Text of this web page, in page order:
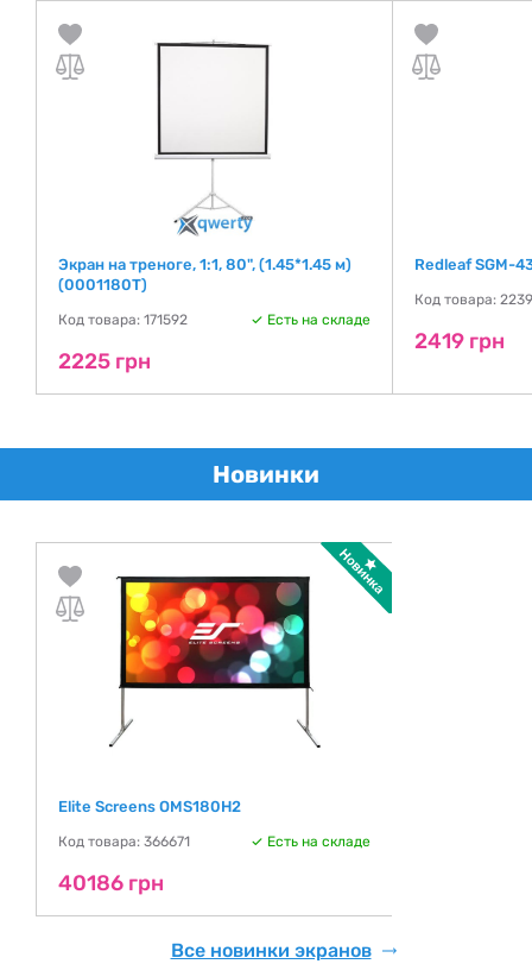
Передвижные экраны для проекторов на треноге. бюджетный
вариант установки, легко переносится.
Экран на треноге, 1:1, 80", (1.45*1.45 м)
(0001180T)
Код товара: 171592 Есть на складе
2225 грн
Redleaf SGM-
Код товара:
2419 грн
Новинки
Elite Screens OMS180H2
Код товара: 366671 Есть на складе
40186 грн
Все новинки экранов